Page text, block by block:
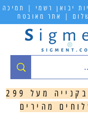
יבואן רשמי | תמיכה
| אתר מאובטח
משלוח חינם בקנייה מעל 299
מהירים